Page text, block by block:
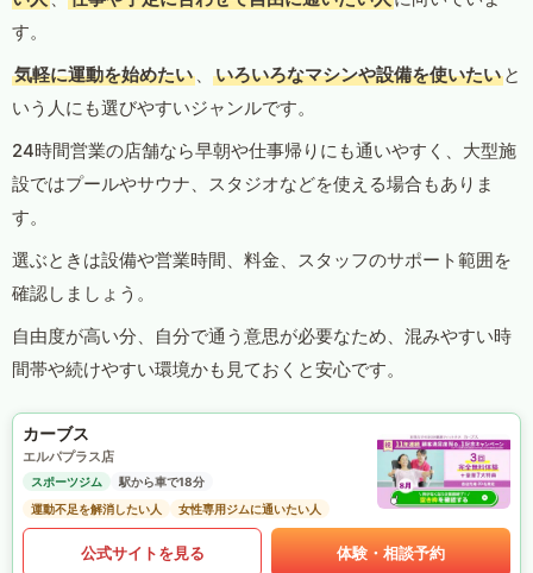
す。
気軽に運動を始めたい 、 いろいろなマシンや設備を使いたい と
いう人にも選びやすいジャンルです。
24時間営業の店舗なら早朝や仕事帰りにも通いやすく、大型施
設ではプールやサウナ、スタジオなどを使える場合もありま
す。
選ぶときは設備や営業時間、料金、スタッフのサポート範囲を
確認しましょう。
自由度が高い分、自分で通う意思が必要なため、混みやすい時
間帯や続けやすい環境かも見ておくと安心です。
カーブス
エルパプラス店
スポーツジム
駅から車で18分
運動不足を解消したい人
女性専用ジムに通いたい人
公式サイトを見る 体験・相談予約